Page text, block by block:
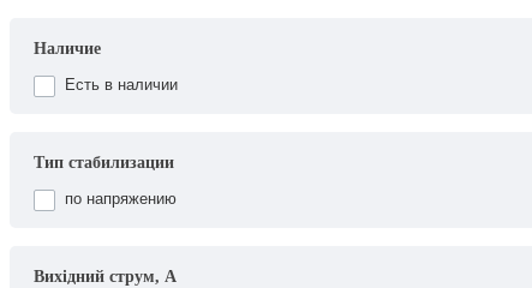
Наличие
Есть в наличии
Тип стабилизации
по напряжению
Вихідний струм, А